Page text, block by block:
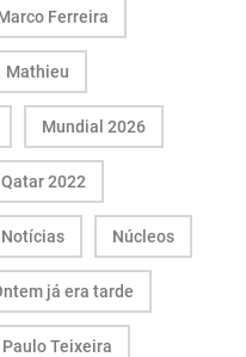
Ferreira
Mathieu
Mundial 2026
2022
Notícias Núcleos
já era tarde
Paulo Teixeira